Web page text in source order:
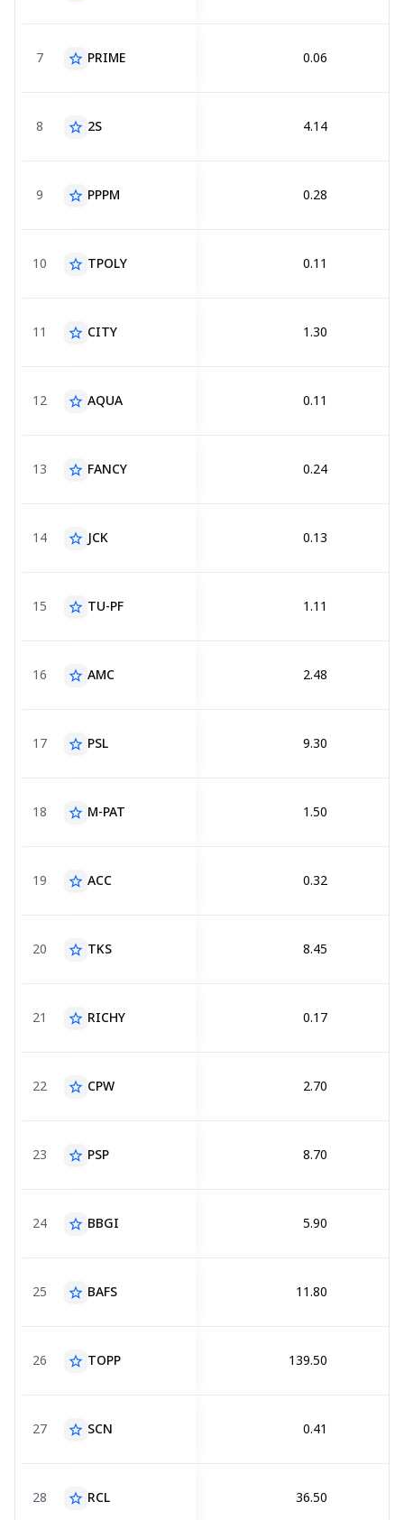
7 star_border PRIME 0.06
8 star_border 2S 4.14
9 star_border PPPM 0.28
10 star_border TPOLY 0.11
11 star_border CITY 1.30
12 star_border AQUA 0.11
13 star_border FANCY 0.24
14 star_border JCK 0.13
15 star_border TU-PF 1.11
16 star_border AMC 2.48
17 star_border PSL 9.30
18 star_border M-PAT 1.50
19 star_border ACC 0.32
20 star_border TKS 8.45
21 star_border RICHY 0.17
22 star_border CPW 2.70
23 star_border PSP 8.70
24 star_border BBGI 5.90
25 star_border BAFS 11.80
26 star_border TOPP 139.50
27 star_border SCN 0.41
28 star_border RCL 36.50